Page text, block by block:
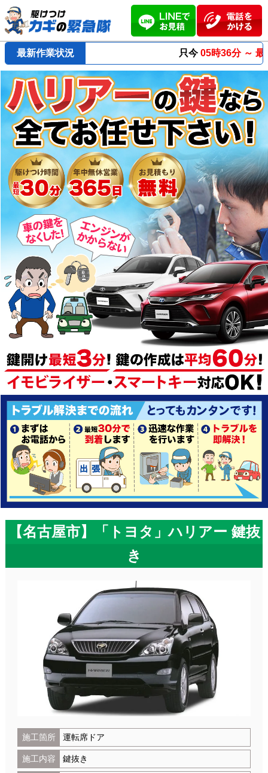
最新作業状況 最短23分で到着！
【名古屋市】「トヨタ」ハリアー 鍵抜
き
施工箇所 運転席ドア
施工内容 鍵抜き